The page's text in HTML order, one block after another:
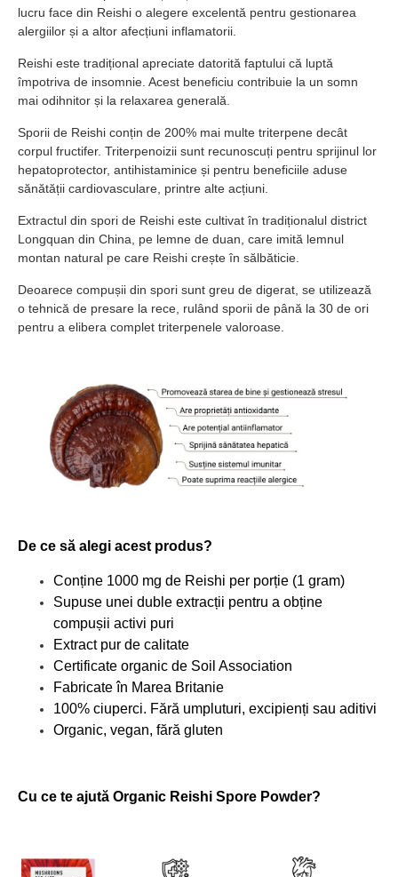
lucru face din Reishi o alegere excelentă pentru gestionarea
alergiilor și a altor afecțiuni inflamatorii.
Reishi este tradițional apreciate datorită faptului că luptă
împotriva de insomnie. Acest beneficiu contribuie la un somn
mai odihnitor și la relaxarea generală.
Sporii de Reishi conțin de 200% mai multe triterpene decât
corpul fructifer. Triterpenoizii sunt recunoscuți pentru sprijinul lor
hepatoprotector, antihistaminice și pentru beneficiile aduse
sănătății cardiovasculare, printre alte acțiuni.
Extractul din spori de Reishi este cultivat în tradiționalul district
Longquan din China, pe lemne de duan, care imită lemnul
montan natural pe care Reishi crește în sălbăticie.
Deoarece compușii din spori sunt greu de digerat, se utilizează
o tehnică de presare la rece, rulând sporii de până la 30 de ori
pentru a elibera complet triterpenele valoroase.
De ce să alegi acest produs?
Conține 1000 mg de Reishi per porție (1 gram)
Supuse unei duble extracții pentru a obține
compușii activi puri
Extract pur de calitate
Certificate organic de Soil Association
Fabricate în Marea Britanie
100% ciuperci. Fără umpluturi, excipienți sau aditivi
Organic, vegan, fără gluten
Cu ce te ajută Organic Reishi Spore Powder?